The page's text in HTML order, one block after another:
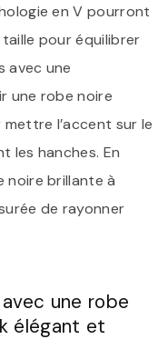
en V pourront
pour équilibrer
avec une
une robe noire
l’accent sur le
les hanches. En
brillante à
de rayonner
une robe
élégant et